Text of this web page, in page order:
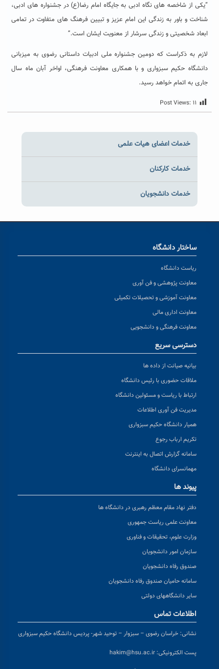
“یکی از شاخصه ‏های نگاه ادبی به جایگاه امام رضا(ع) در جشنواره های ادبی،
شناخت و باور به زندگی این امام عزیز و تبیین فرهنگ های متفاوت در تمامی
ابعاد شخصیتی و زندگی سرشار از معنویت ایشان است.”
لازم به ذکراست که دومین جشنواره ملی ادبیات داستانی رضوی به میزبانی
دانشگاه حکیم سبزواری و با همکاری معاونت فرهنگی، اواخر آبان ماه سال
جاری به اتمام خواهد رسید.
Post Views: ۱۱
خدمات اعضای هیات علمی
خدمات کارکنان
خدمات دانشجویان
ساختار دانشگاه
ریاست دانشگاه
معاونت پژوهشی و فن آوری
معاونت آموزشی و تحصیلات تکمیلی
معاونت اداری مالی
معاونت فرهنگی و دانشجویی
دسترسی سریع
بیانیه صیانت از داده ها
ملاقات حضوری با رئیس دانشگاه
ارتباط با ریاست و مسئولین دانشگاه
مدیریت فن آوری اطلاعات
همیار دانشگاه حکیم سبزواری
تکریم ارباب رجوع
سامانه گزارش اتصال به اینترنت
مهمانسرای دانشگاه
پیوند ها
دفتر نهاد مقام معظم رهبری در دانشگاه ها
معاونت علمی ریاست جمهوری
وزارت علوم، تحقیقات و فناوری
سازمان امور دانشجویان
صندوق رفاه دانشجویان
سامانه حامیان صندوق رفاه دانشجویان
سایر دانشگاههای دولتی
اطلاعات تماس
نشانی: خراسان رضوی – سبزوار – توحید شهر- پردیس دانشگاه حکیم سبزواری
پست الکترونیکی: hakim@hsu.ac.ir